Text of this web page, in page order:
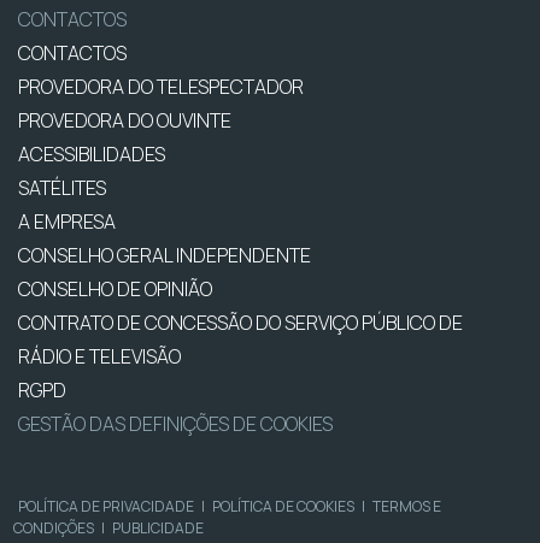
CONTACTOS
CONTACTOS
PROVEDORA DO TELESPECTADOR
PROVEDORA DO OUVINTE
ACESSIBILIDADES
SATÉLITES
A EMPRESA
CONSELHO GERAL INDEPENDENTE
CONSELHO DE OPINIÃO
CONTRATO DE CONCESSÃO DO SERVIÇO PÚBLICO DE
RÁDIO E TELEVISÃO
RGPD
GESTÃO DAS DEFINIÇÕES DE COOKIES
POLÍTICA DE PRIVACIDADE | POLÍTICA DE COOKIES | TERMOS E
CONDIÇÕES | PUBLICIDADE